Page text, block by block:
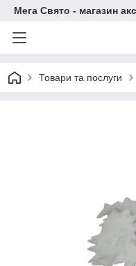
Мега Свято - магазин
Товари та послуги